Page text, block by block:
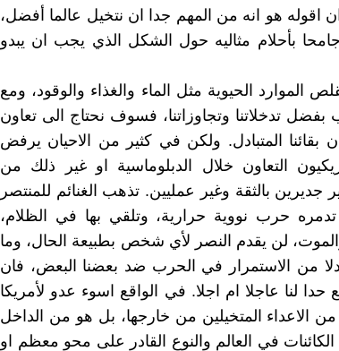
اقوله هو انه من المهم جدا ان نتخيل عالما أفضل،
بأحلام مثاليه حول الشكل الذي يجب ان يبدو
الموارد الحيوية مثل الماء والغذاء والوقود، ومع
بفضل تدخلاتنا وتجاوزاتنا، فسوف نحتاج الى تعاون
المتبادل. ولكن في كثير من الاحيان يرفض
التعاون خلال الدبلوماسية او غير ذلك من
جديرين بالثقة وغير عمليين. تذهب الغنائم للمنتصر
حرب نووية حرارية، وتلقي بها في الظلام،
لن يقدم النصر لأي شخص بطبيعة الحال، وما
من الاستمرار في الحرب ضد بعضنا البعض، فان
لنا عاجلا ام اجلا. في الواقع اسوء عدو لأمريكا
المتخيلين من خارجها، بل هو من الداخل
في العالم والنوع القادر على محو معظم او